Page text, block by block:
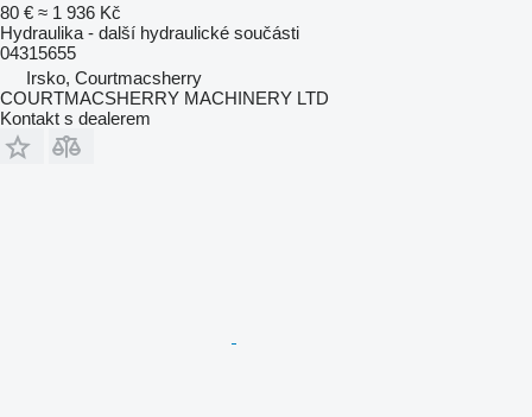
80 € ≈ 1 936 Kč
Hydraulika - další hydraulické součásti
04315655
Irsko, Courtmacsherry
COURTMACSHERRY MACHINERY LTD
Kontakt s dealerem